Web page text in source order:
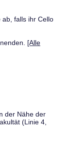
ab, falls ihr Cello
[Alle
der Nähe der
(Linie 4,